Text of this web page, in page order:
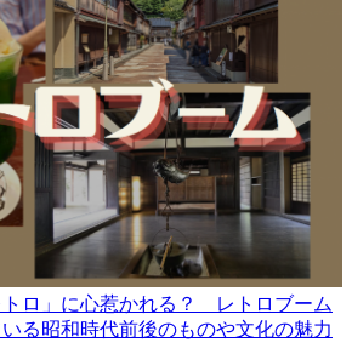
トロ」に心惹かれる？ レトロブーム
る昭和時代前後のものや文化の魅力